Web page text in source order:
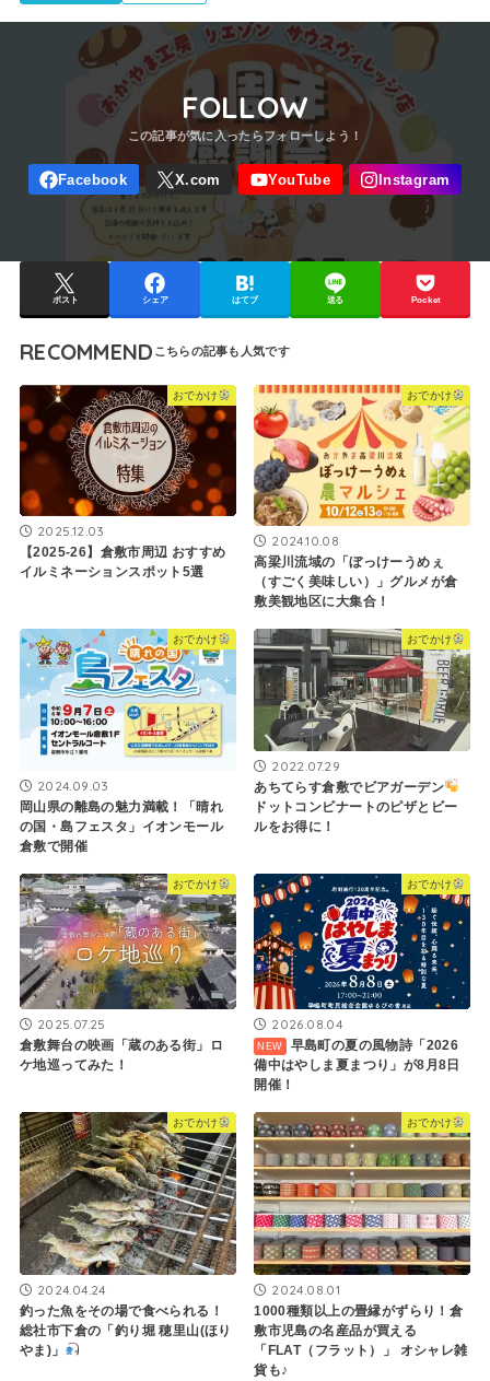
FOLLOW
ポスト シェア はてブ 送る Pocket
RECOMMEND
おでかけ
2025.12.03
【2025-26】倉敷市周辺 おすすめ
イルミネーションスポット5選
おでかけ
2024.10.08
高梁川流域の「ぼっけーうめぇ
（すごく美味しい）」グルメが倉
敷美観地区に大集合！
おでかけ
2024.09.03
岡山県の離島の魅力満載！「晴れ
の国・島フェスタ」イオンモール
倉敷で開催
おでかけ
2022.07.29
あちてらす倉敷でビアガーデン
ドットコンビナートのピザとビー
ルをお得に！
おでかけ
2025.07.25
倉敷舞台の映画「蔵のある街」ロ
ケ地巡ってみた！
おでかけ
2026.08.04
早島町の夏の風物詩「2026
備中はやしま夏まつり」が8月8日
開催！
おでかけ
2024.04.24
釣った魚をその場で食べられる！
総社市下倉の「釣り堀 穂里山(ほり
やま)」
おでかけ
2024.08.01
1000種類以上の畳縁がずらり！倉
敷市児島の名産品が買える
「FLAT（フラット）」 オシャレ雑
貨も♪